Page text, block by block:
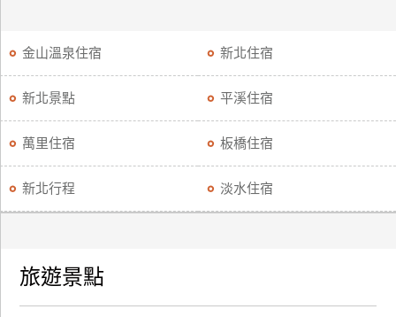
金山溫泉住宿 新北住宿
新北景點 平溪住宿
萬里住宿 板橋住宿
新北行程 淡水住宿
旅遊景點